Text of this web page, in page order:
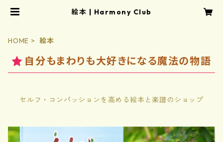
絵本 | Harmony Club
HOME 絵本
自分もまわりも大好きになる魔法の物語
セルフ・コンパッションを高める絵本と楽譜のショップ